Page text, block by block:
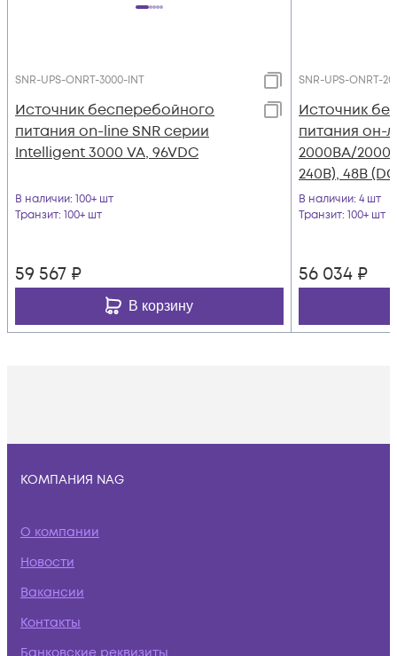
SNR-UPS-ONRT-3000-INT
Источник бесперебойного
питания on-line SNR серии
Intelligent 3000 VA, 96VDC
В наличии: 100+ шт
Транзит: 100+ шт
59 567 ₽
В корзину
SNR-UPS-ONRT-
Источник
питания он-
2000ВА/
240В), 48В
В наличии: 4 шт
Транзит: 100+ шт
56 034 ₽
КОМПАНИЯ NAG
О компании
Новости
Вакансии
Контакты